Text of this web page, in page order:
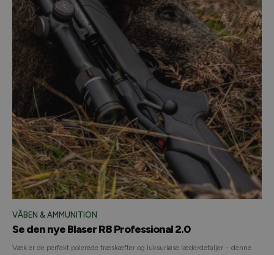
VÅBEN & AMMUNITION
Se den nye Blaser R8 Professional 2.0
Væk er de perfekt polerede træskæfter og luksuriøse læderdetaljer – denne